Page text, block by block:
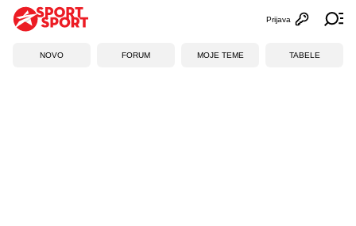
Otvori
Prijava
NOVO FORUM MOJE TEME TABELE